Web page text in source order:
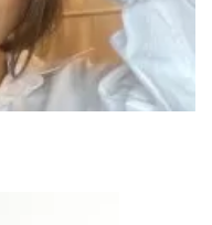
kumur agar tak bau